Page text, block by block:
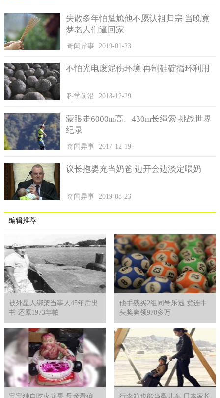
拍卖的注意事项等内容，了结相关的拍卖常识。拍卖方在竞拍前
需要考虑到自身的情况，是否需要竞拍，在竞拍成功后能否及时
完成交付，以及可以及时和承办人取得联系并了解拍卖动向。
害，还会影响到司法部门的权威，这种行为已经扰乱了法院工作
秩序，因此，拍卖方“悔拍”，相关部门则会依法对其进行惩罚。
失散多年怕尴尬他不愿认祖归宗 当晚竟
梦老人们逼回家
奇闻异事 2019-01-23
不怕光电废泥伤环境 再制硅碇循环利用
科学前沿 2018-12-29
蒙眼走6000m高、430m长绳索 挑战世界
纪录
奇闻异事 2017-12-19
议长抱婴充当奶爸 边开会边淡定喂奶
奇闻异事 2019-08-23
编辑推荐
被外星人绑架当事人45年后出
书 还原1973年帕
他手残买2组同号乐透 竟连中
头奖爽领970多万
宝宝独自吃火龙果 母亲看傻 行李箱也能当婴儿车 日本家长